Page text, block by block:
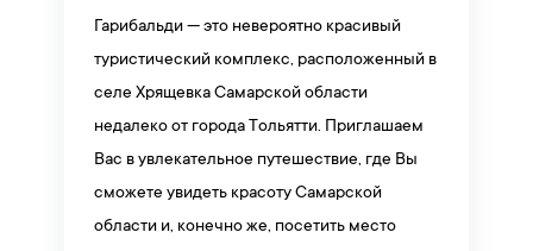
Гарибальди — это невероятно красивый
туристический комплекс, расположенный в
селе Хрящевка Самарской области
недалеко от города Тольятти. Приглашаем
Вас в увлекательное путешествие, где Вы
сможете увидеть красоту Самарской
области и, конечно же, посетить место